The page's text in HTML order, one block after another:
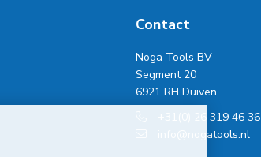
Contact
Noga Tools BV
Segment 20
6921 RH Duiven
+31(0) 26 319 46 36
info@nogatools.nl